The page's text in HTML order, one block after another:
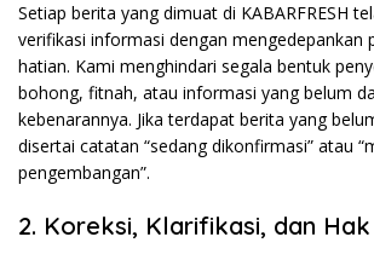
Setiap berita yang dimuat di KABARFRESH
verifikasi informasi dengan mengedepankan
hatian. Kami menghindari segala bentuk
bohong, fitnah, atau informasi yang belum
kebenarannya. Jika terdapat berita yang
disertai catatan “sedang dikonfirmasi” atau
pengembangan”.
2. Koreksi, Klarifikasi, dan